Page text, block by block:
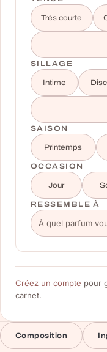
Très courte
SILLAGE
Intime
SAISON
Printemps
OCCASION
Jour
RESSEMBLE À
Créez un compte pour
carnet.
Composition